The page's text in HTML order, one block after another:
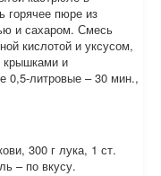
горячее пюре из
и сахаром. Смесь
кислотой и уксусом,
крышками и
0,5-литровые – 30 мин.,
300 г лука, 1 ст.
– по вкусу.